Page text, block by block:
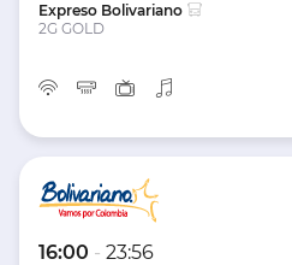
Expreso Bolivariano
2G GOLD
16:00 - 23:56